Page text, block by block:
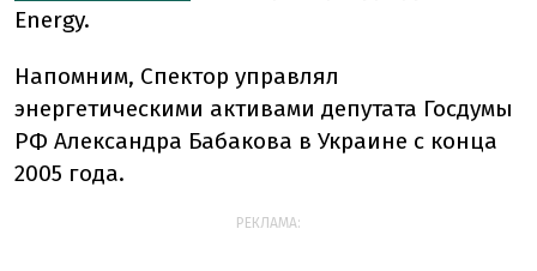
Energy.
Напомним, Спектор управлял
энергетическими активами депутата Госдумы
РФ Александра Бабакова в Украине с конца
2005 года.
РЕКЛАМА: